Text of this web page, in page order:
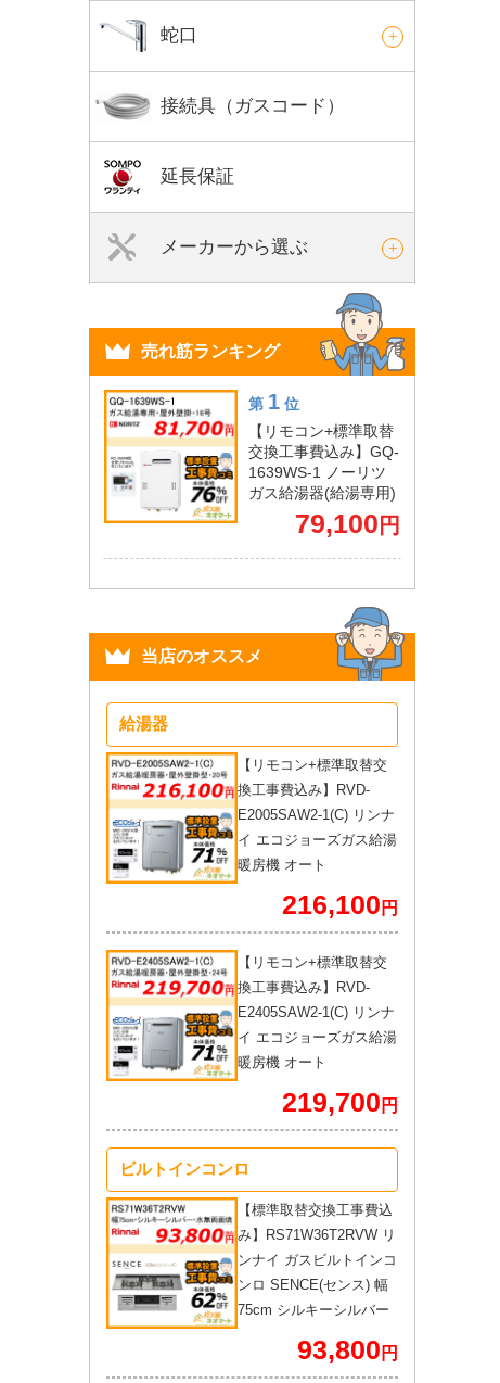
蛇口
接続具（ガスコード）
延長保証
メーカーから選ぶ
売れ筋ランキング
第 1位
【リモコン+標準取替
交換工事費込み】GQ-
1639WS-1 ノーリツ
ガス給湯器(給湯専用)
79,100 円
当店のオススメ
給湯器
【リモコン+標準取替交
換工事費込み】RVD-
E2005SAW2-1(C) リンナ
イ エコジョーズガス給湯
暖房機 オート
216,100 円
【リモコン+標準取替交
換工事費込み】RVD-
E2405SAW2-1(C) リンナ
イ エコジョーズガス給湯
暖房機 オート
219,700 円
ビルトインコンロ
【標準取替交換工事費込
み】RS71W36T2RVW リ
ンナイ ガスビルトインコ
ンロ SENCE(センス) 幅
75cm シルキーシルバー
93,800 円